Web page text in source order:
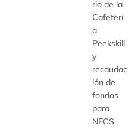
rio de la
Cafeterí
a
Peekskill
y
recaudac
ión de
fondos
para
NECS.